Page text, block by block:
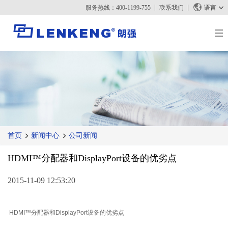
服务热线：400-1199-755 联系我们 语言
联系我们
解决方案与案例
产品中心
KVM
视频信号处理
新闻中心
公司新闻
媒体报道
技术支持
资料下载
停产产品
首页 新闻中心 公司新闻
HDMI™分配器和DisplayPort设备的优劣点
2015-11-09 12:53:20
HDMI™分配器和DisplayPort设备的优劣点